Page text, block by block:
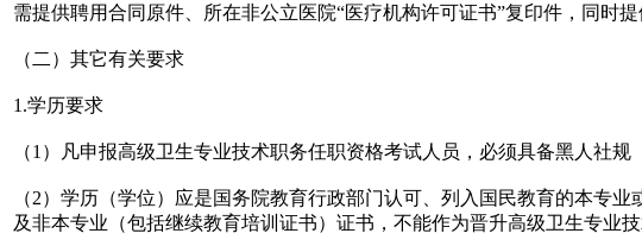
需提供聘用合同原件、所在非公立医院“医疗机构许可证书”复印件，同时
（二）其它有关要求
1.学历要求
（1）凡申报高级卫生专业技术职务任职资格考试人员，必须具备黑人社
（2）学历（学位）应是国务院教育行政部门认可、列入国民教育的本专
及非本专业（包括继续教育培训证书）证书，不能作为晋升高级卫生专业